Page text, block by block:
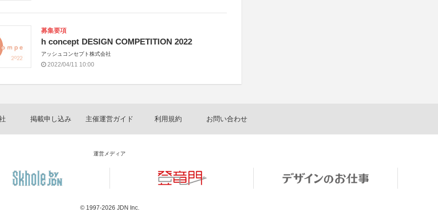
募集要項
h concept DESIGN COMPETITION 2022
アッシュコンセプト株式会社
2022/04/11 10:00
掲載申し込み 主催運営ガイド 利用規約 お問い合わせ
運営メディア
© 1997-2026 JDN Inc.